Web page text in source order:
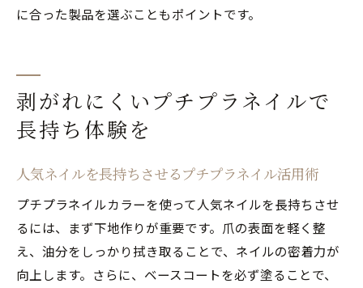
に合った製品を選ぶこともポイントです。
剥がれにくいプチプラネイルで
長持ち体験を
人気ネイルを長持ちさせるプチプラネイル活用術
プチプラネイルカラーを使って人気ネイルを長持ちさせ
るには、まず下地作りが重要です。爪の表面を軽く整
え、油分をしっかり拭き取ることで、ネイルの密着力が
向上します。さらに、ベースコートを必ず塗ることで、